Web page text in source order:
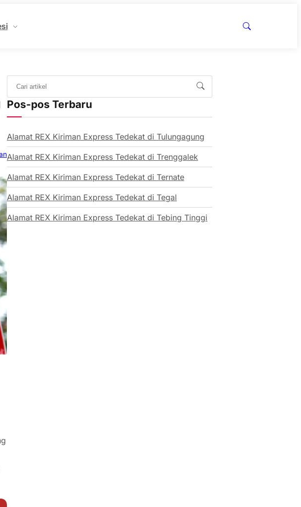
Pos-pos Terbaru
Alamat REX Kiriman Express Tedekat di Tulungagung
Alamat REX Kiriman Express Tedekat di Trenggalek
Alamat REX Kiriman Express Tedekat di Ternate
Alamat REX Kiriman Express Tedekat di Tegal
Alamat REX Kiriman Express Tedekat di Tebing Tinggi